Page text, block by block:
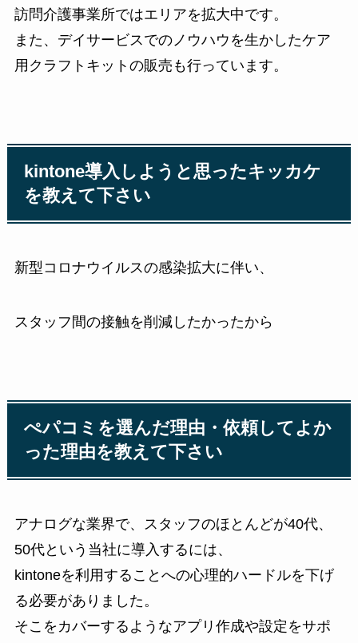
訪問介護事業所ではエリアを拡大中です。
また、デイサービスでのノウハウを生かしたケア
用クラフトキットの販売も行っています。
kintone導入しようと思ったキッカケ
を教えて下さい
新型コロナウイルスの感染拡大に伴い、
スタッフ間の接触を削減したかったから
ぺパコミを選んだ理由・依頼してよか
った理由を教えて下さい
アナログな業界で、スタッフのほとんどが40代、
50代という当社に導入するには、
kintoneを利用することへの心理的ハードルを下げ
る必要がありました。
そこをカバーするようなアプリ作成や設定をサポ